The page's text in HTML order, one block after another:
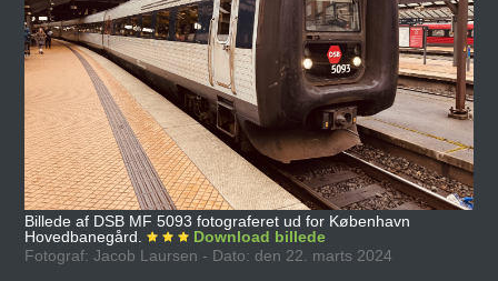
Billede af DSB MF 5093 fotograferet ud for København
Hovedbanegård.
Download billede
Fotograf: Jacob Laursen - Dato: den 22. marts 2024